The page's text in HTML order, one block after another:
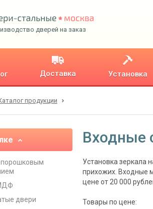
дверей на заказ
Доставка Установка
продукции
двери
Входные
Установка зеркала
прихожих. Входные
цене от 20 000
Товары по цене: